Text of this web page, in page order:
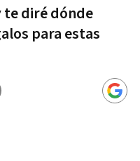
te diré dónde
para estas